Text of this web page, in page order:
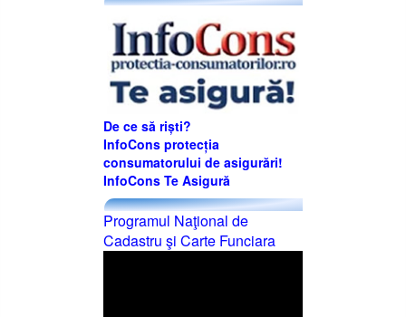
De ce să riști?
InfoCons protecția
consumatorului de asigurări!
InfoCons Te Asigură
Programul Naţional de
Cadastru şi Carte Funciara